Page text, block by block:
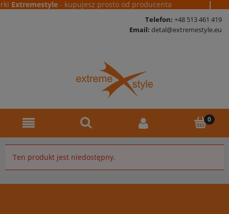
Extremestyle- kupujesz prosto od producenta |
Telefon: +48 513 461 419
Email: detal@extremestyle.eu
Ten produkt jest niedostępny.